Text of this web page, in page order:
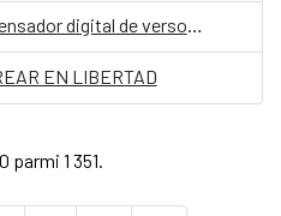
"Dame un poema": un dispensador digital de versos, en el Día Mundial de la Poesía
EN LIBERTAD
parmi 1 351.